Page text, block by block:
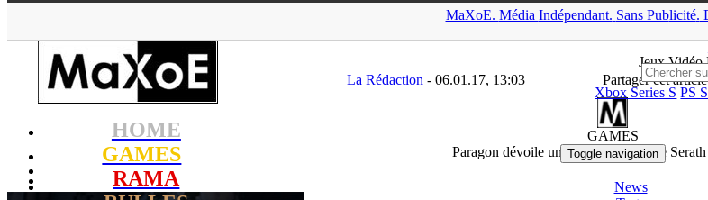
MaXoE. Média Indépendant. Sans Publicité.
HOME
GAMES
RAMA
JeuxVidéo
Xbox Series S PS
GAMES
Toggle navigation
News
▲
La Rédaction - 06.01.17, 13:03 Partager cet
PC
Paragon dévoile une nouvelle héroïne